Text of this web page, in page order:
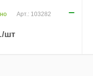
Арт.: 103282
/шт